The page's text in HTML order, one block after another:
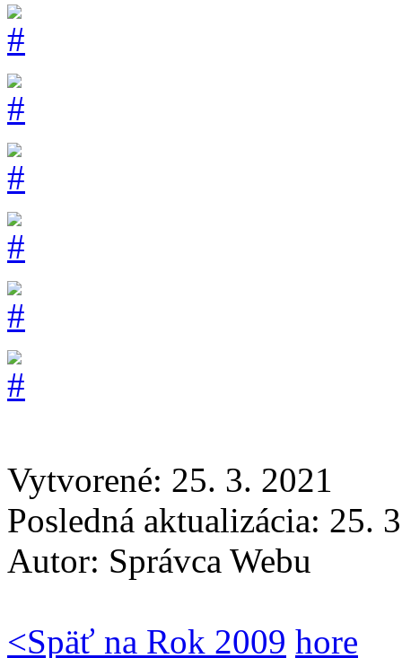
Vytvorené: 25. 3. 2021
Posledná aktualizácia: 25.
Autor: Správca Webu
<Späť na Rok 2009 hore